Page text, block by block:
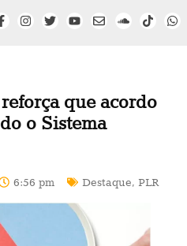
que acordo
o Sistema
6:56 pm Destaque, PLR